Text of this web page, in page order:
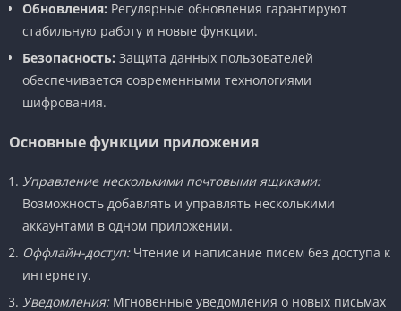
Обновления: Регулярные обновления гарантируют
стабильную работу и новые функции.
Безопасность: Защита данных пользователей
обеспечивается современными технологиями
шифрования.
Основные функции приложения
Управление несколькими почтовыми ящиками:
Возможность добавлять и управлять несколькими
аккаунтами в одном приложении.
Оффлайн-доступ:Чтение и написание писем без доступа к
интернету.
Уведомления:Мгновенные уведомления о новых письмах